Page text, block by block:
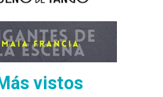
vistos